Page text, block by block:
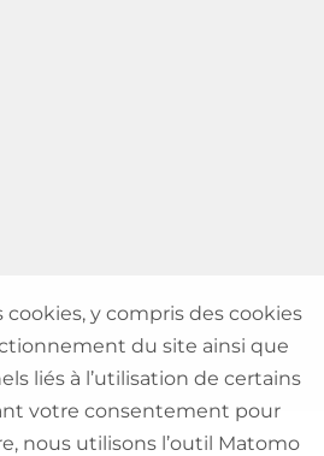
y compris des cookies
du site ainsi que
liés à l’utilisation de certains
votre consentement pour
nous utilisons l’outil Matomo